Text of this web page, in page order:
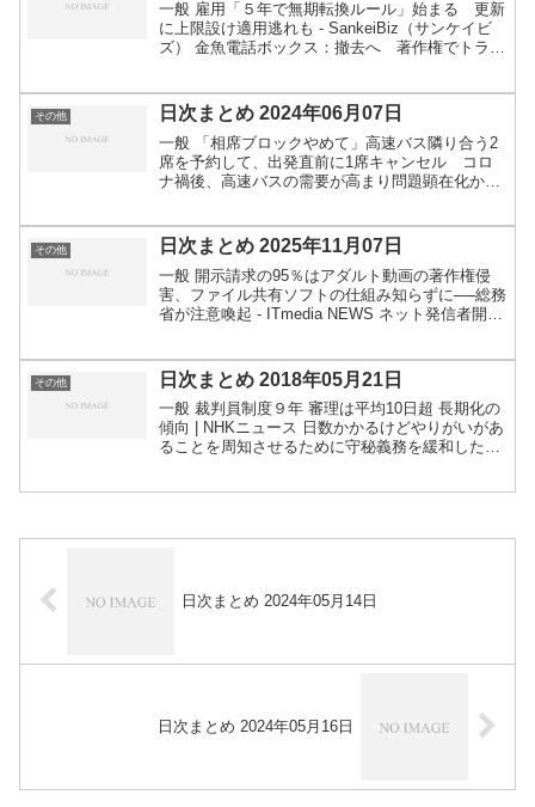
一般 雇用「５年で無期転換ルール」始まる 更新
に上限設け適用逃れも - SankeiBiz（サンケイビ
ズ） 金魚電話ボックス：撤去へ 著作権でトラブ
その他 日次まとめ 2024年06月07日
一般 「相席ブロックやめて」高速バス隣り合う2
席を予約して、出発直前に1席キャンセル コロ
ナ禍後、高速バスの需要が高まり問題顕在化か
とに、...
その他 日次まとめ 2025年11月07日
一般 開示請求の95％はアダルト動画の著作権侵
害、ファイル共有ソフトの仕組み知らずに──総務
省が注意喚起 - ITmedia NEWS ネット発信者開示
その他 日次まとめ 2018年05月21日
一般 裁判員制度９年 審理は平均10日超 長期化の
傾向 | NHKニュース 日数かかるけどやりがいがあ
ることを周知させるために守秘義務を緩和したら
日次まとめ 2024年05月14日
日次まとめ 2024年05月16日